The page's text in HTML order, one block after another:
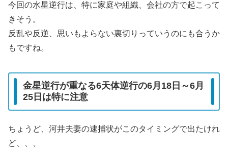
今回の水星逆行は、特に家庭や組織、会社の方で起こって
きそう。
反乱や反逆、思いもよらない裏切りっていうのにも合うか
もですね。
金星逆行が重なる6天体逆行の6月18日～6月
25日は特に注意
ちょうど、河井夫妻の逮捕状がこのタイミングで出たけれ
ど、、、